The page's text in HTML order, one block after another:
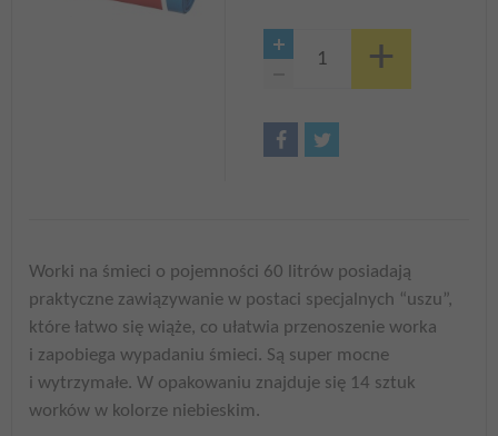
Worki na śmieci o pojemności 60 litrów posiadają
praktyczne zawiązywanie w postaci specjalnych “uszu”,
które łatwo się wiąże, co ułatwia przenoszenie worka
i zapobiega wypadaniu śmieci. Są super mocne
i wytrzymałe. W opakowaniu znajduje się 14 sztuk
worków w kolorze niebieskim.